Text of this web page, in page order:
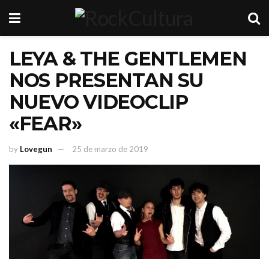
LEYA & THE GENTLEMEN
NOS PRESENTAN SU
NUEVO VIDEOCLIP
«FEAR»
by Lovegun 25 de marzo de 2019